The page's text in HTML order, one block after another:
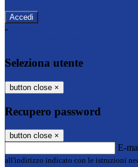
-
Seleziona utente
button close ×
Recupero password
button close ×
E-
all'indirizzo indicato con le istruzioni